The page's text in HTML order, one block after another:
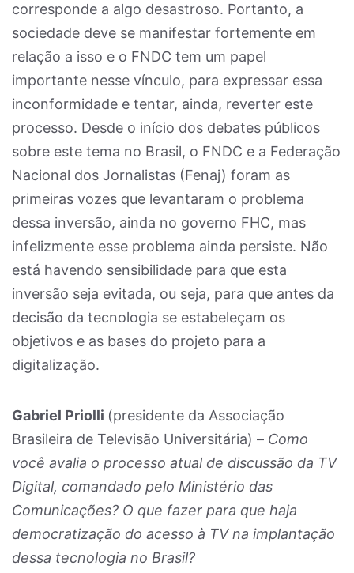
corresponde a algo desastroso. Portanto, a
sociedade deve se manifestar fortemente em
relação a isso e o FNDC tem um papel
importante nesse vínculo, para expressar essa
inconformidade e tentar, ainda, reverter este
processo. Desde o início dos debates públicos
sobre este tema no Brasil, o FNDC e a Federação
Nacional dos Jornalistas (Fenaj) foram as
primeiras vozes que levantaram o problema
dessa inversão, ainda no governo FHC, mas
infelizmente esse problema ainda persiste. Não
está havendo sensibilidade para que esta
inversão seja evitada, ou seja, para que antes da
decisão da tecnologia se estabeleçam os
objetivos e as bases do projeto para a
digitalização.
Gabriel Priolli (presidente da Associação
Brasileira de Televisão Universitária) – Como
você avalia o processo atual de discussão da TV
Digital, comandado pelo Ministério das
Comunicações? O que fazer para que haja
democratização do acesso à TV na implantação
dessa tecnologia no Brasil?